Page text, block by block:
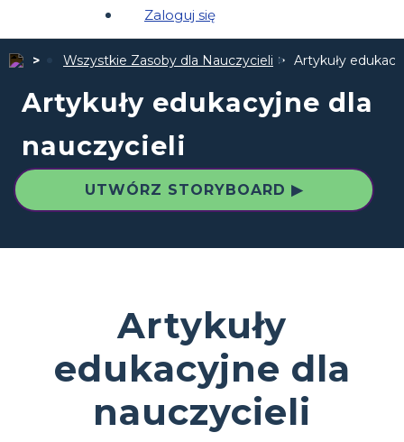
Zaloguj się
Wszystkie Zasoby dla Nauczycieli Artykuły
Artykuły edukacyjne dla
nauczycieli
UTWÓRZ STORYBOARD ▶
Artykuły
edukacyjne dla
nauczycieli